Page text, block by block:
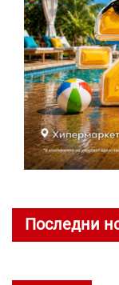
Последни